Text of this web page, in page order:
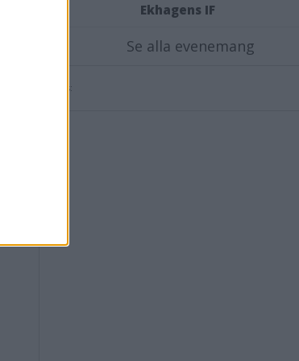
Ekhagens IF
Se alla evenemang
Annons: